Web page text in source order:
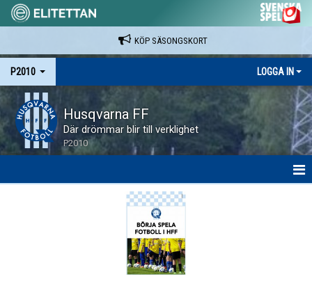
KÖP SÄSONGSKORT
P2010 LOGGA IN
Husqvarna FF
Där drömmar blir till verklighet
P2010